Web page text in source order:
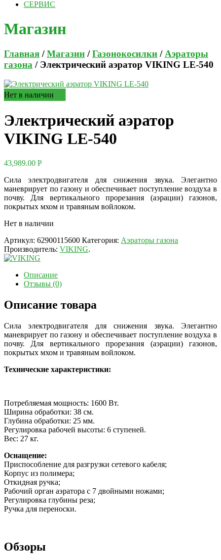
СЕРВИС
Магазин
Главная /Магазин /Газонокосилки /Аэраторы
газона / Электрический аэратор VIKING LE-540
Нет в наличии
Электрический аэратор
VIKING LE-540
43,989.00 Р
Сила электродвигателя для снижения звука. Элегантно
маневрирует по газону и обеспечивает поступление воздуха в
почву. Для вертикального прорезания (аэрации) газонов,
покрытых мхом и травяным войлоком.
Нет в наличии
Артикул: 62900115600 Категория: Аэраторы газона
Производитель: VIKING.
Описание
Отзывы (0)
Описание товара
Сила электродвигателя для снижения звука. Элегантно
маневрирует по газону и обеспечивает поступление воздуха в
почву. Для вертикального прорезания (аэрации) газонов,
покрытых мхом и травяным войлоком.
Технические характеристики:
Потребляемая мощность: 1600 Вт.
Ширина обработки: 38 см.
Глубина обработки: 25 мм.
Регулировка рабочей высоты: 6 ступеней.
Вес: 27 кг.
Оснащение:
Приспособление для разгрузки сетевого кабеля;
Корпус из полимера;
Откидная ручка;
Рабочий орган аэратора с 7 двойными ножами;
Регулировка глубины реза;
Ручка для переноски.
Обзоры